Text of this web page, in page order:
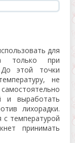
для
только при
этой точки
не
и выработать
лихорадки.
температурой
принимать